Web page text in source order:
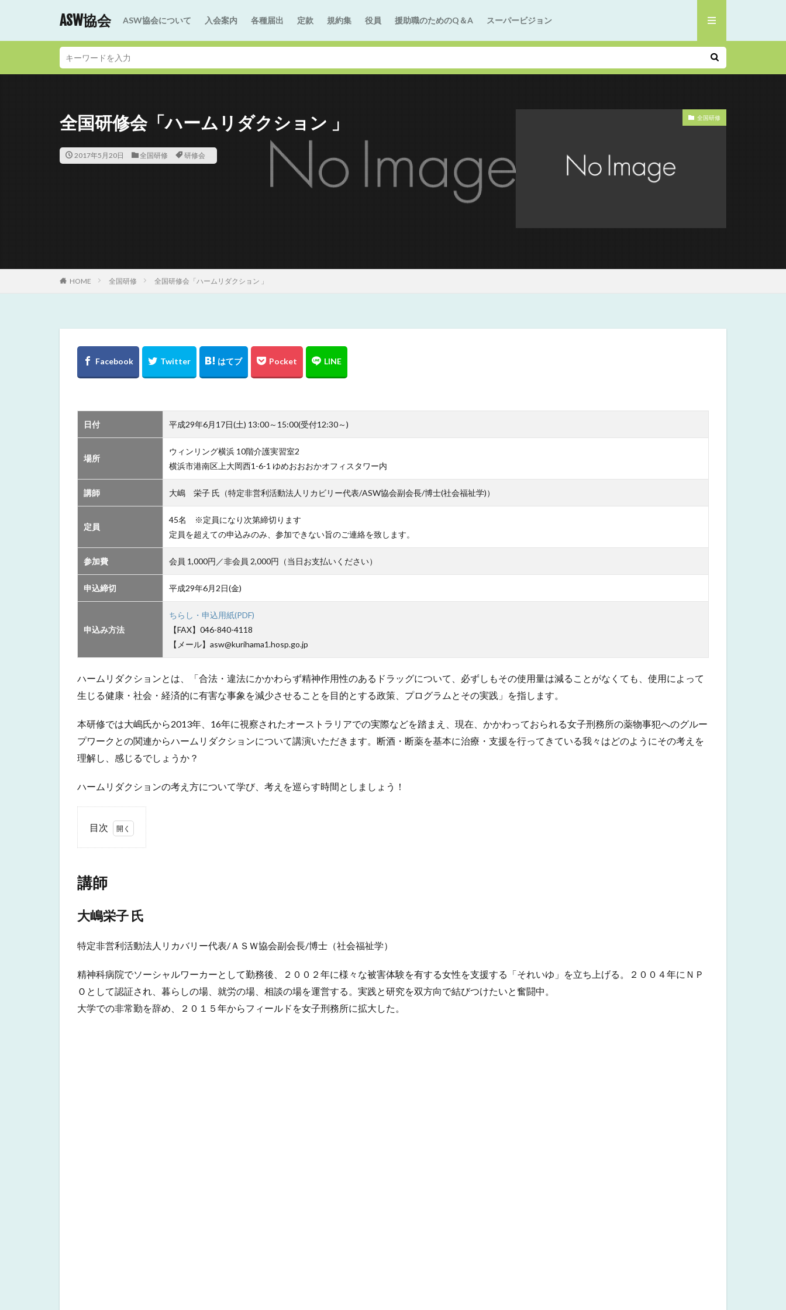
ASW協会 ASW協会について 入会案内 各種届出 定款 規約集 役員 援助職のためのQ＆A スーパービジョン
全国研修会「ハームリダクション 」
2017年5月20日 全国研修 研修会
全国研修
HOME 全国研修 全国研修会「ハームリダクション 」
日付 平成29年6月17日(土) 13:00～15:00(受付12:30～)
場所
ウィンリング横浜 10階介護実習室2
横浜市港南区上大岡西1-6-1 ゆめおおおかオフィスタワー内
講師 大嶋 栄子 氏（特定非営利活動法人リカビリー代表/ASW協会副会長/博士(社会福祉学)）
定員
45名 ※定員になり次第締切ります
定員を超えての申込みのみ、参加できない旨のご連絡を致します。
参加費 会員 1,000円／非会員 2,000円（当日お支払いください）
申込締切 平成29年6月2日(金)
申込み方法
ちらし・申込用紙(PDF)
【FAX】046-840-4118
【メール】asw@kurihama1.hosp.go.jp
ハームリダクションとは、「合法・違法にかかわらず精神作用性のあるドラッグについて、必ずしもその使用量は減ることがなくても、使用によって
生じる健康・社会・経済的に有害な事象を減少させることを目的とする政策、プログラムとその実践」を指します。
本研修では大嶋氏から2013年、16年に視察されたオーストラリアでの実際などを踏まえ、現在、かかわっておられる女子刑務所の薬物事犯へのグルー
プワークとの関連からハームリダクションについて講演いただきます。断酒・断薬を基本に治療・支援を行ってきている我々はどのようにその考えを
理解し、感じるでしょうか？
ハームリダクションの考え方について学び、考えを巡らす時間としましょう！
目次
1.1
栄子
講師
大嶋栄子 氏
特定非営利活動法人リカバリー代表/ＡＳＷ協会副会長/博士（社会福祉学）
精神科病院でソーシャルワーカーとして勤務後、２００２年に様々な被害体験を有する女性を支援する「それいゆ」を立ち上げる。２００４年にＮＰ
Ｏとして認証され、暮らしの場、就労の場、相談の場を運営する。実践と研究を双方向で結びつけたいと奮闘中。
大学での非常勤を辞め、２０１５年からフィールドを女子刑務所に拡大した。